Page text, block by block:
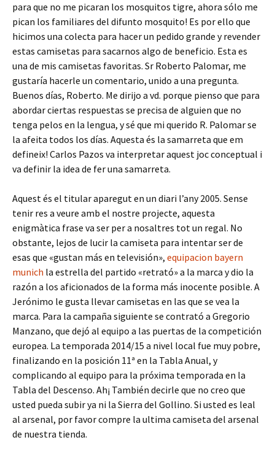
para que no me picaran los mosquitos tigre, ahora sólo me
pican los familiares del difunto mosquito! Es por ello que
hicimos una colecta para hacer un pedido grande y revender
estas camisetas para sacarnos algo de beneficio. Esta es
una de mis camisetas favoritas. Sr Roberto Palomar, me
gustaría hacerle un comentario, unido a una pregunta.
Buenos días, Roberto. Me dirijo a vd. porque pienso que para
abordar ciertas respuestas se precisa de alguien que no
tenga pelos en la lengua, y sé que mi querido R. Palomar se
la afeita todos los días. Aquesta és la samarreta que em
defineix! Carlos Pazos va interpretar aquest joc conceptual i
va definir la idea de fer una samarreta.
Aquest és el titular aparegut en un diari l’any 2005. Sense
tenir res a veure amb el nostre projecte, aquesta
enigmàtica frase va ser per a nosaltres tot un regal. No
obstante, lejos de lucir la camiseta para intentar ser de
esas que «gustan más en televisión», equipacion bayern
munich la estrella del partido «retrató» a la marca y dio la
razón a los aficionados de la forma más inocente posible. A
Jerónimo le gusta llevar camisetas en las que se vea la
marca. Para la campaña siguiente se contrató a Gregorio
Manzano, que dejó al equipo a las puertas de la competición
europea. La temporada 2014/15 a nivel local fue muy pobre,
finalizando en la posición 11ª en la Tabla Anual, y
complicando al equipo para la próxima temporada en la
Tabla del Descenso. Ah¡ También decirle que no creo que
usted pueda subir ya ni la Sierra del Gollino. Si usted es leal
al arsenal, por favor compre la ultima camiseta del arsenal
de nuestra tienda.